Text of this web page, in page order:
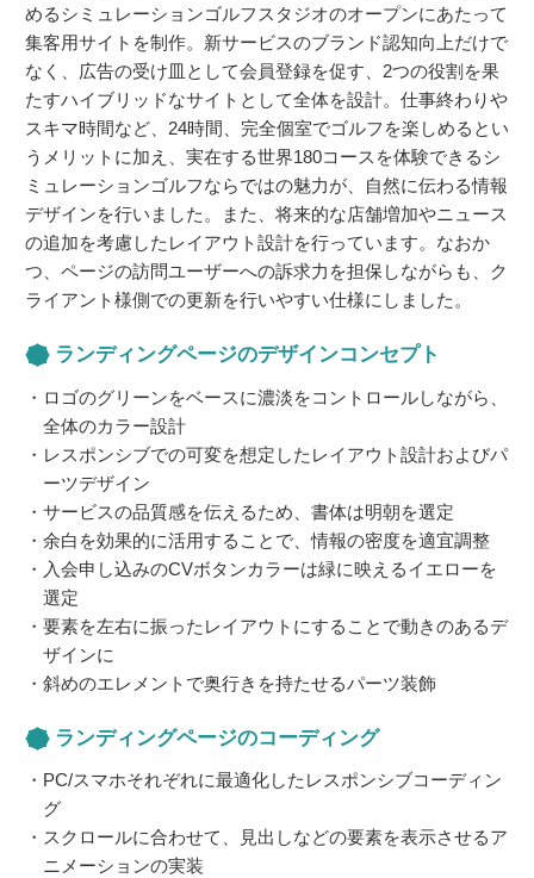
めるシミュレーションゴルフスタジオのオープンにあたって
集客用サイトを制作。新サービスのブランド認知向上だけで
なく、広告の受け皿として会員登録を促す、2つの役割を果
たすハイブリッドなサイトとして全体を設計。仕事終わりや
スキマ時間など、24時間、完全個室でゴルフを楽しめるとい
うメリットに加え、実在する世界180コースを体験できるシ
ミュレーションゴルフならではの魅力が、自然に伝わる情報
デザインを行いました。また、将来的な店舗増加やニュース
の追加を考慮したレイアウト設計を行っています。なおか
つ、ページの訪問ユーザーへの訴求力を担保しながらも、ク
ライアント様側での更新を行いやすい仕様にしました。
ランディングページのデザインコンセプト
ロゴのグリーンをベースに濃淡をコントロールしながら、
全体のカラー設計
レスポンシブでの可変を想定したレイアウト設計およびパ
ーツデザイン
サービスの品質感を伝えるため、書体は明朝を選定
余白を効果的に活用することで、情報の密度を適宜調整
入会申し込みのCVボタンカラーは緑に映えるイエローを
選定
要素を左右に振ったレイアウトにすることで動きのあるデ
ザインに
斜めのエレメントで奥行きを持たせるパーツ装飾
ランディングページのコーディング
PC/スマホそれぞれに最適化したレスポンシブコーディン
グ
スクロールに合わせて、見出しなどの要素を表示させるア
ニメーションの実装